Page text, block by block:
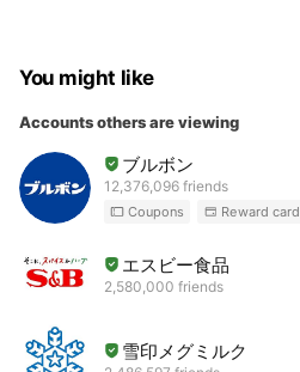
You might like
Accounts others are viewing
ブルボン
12,376,096 friends
Coupons Reward card
エスビー食品
2,580,000 friends
雪印メグミルク